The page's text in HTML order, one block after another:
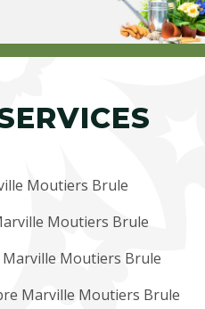
Moutiers Brule
Moutiers Brule
Moutiers Brule
Marville Moutiers Brule